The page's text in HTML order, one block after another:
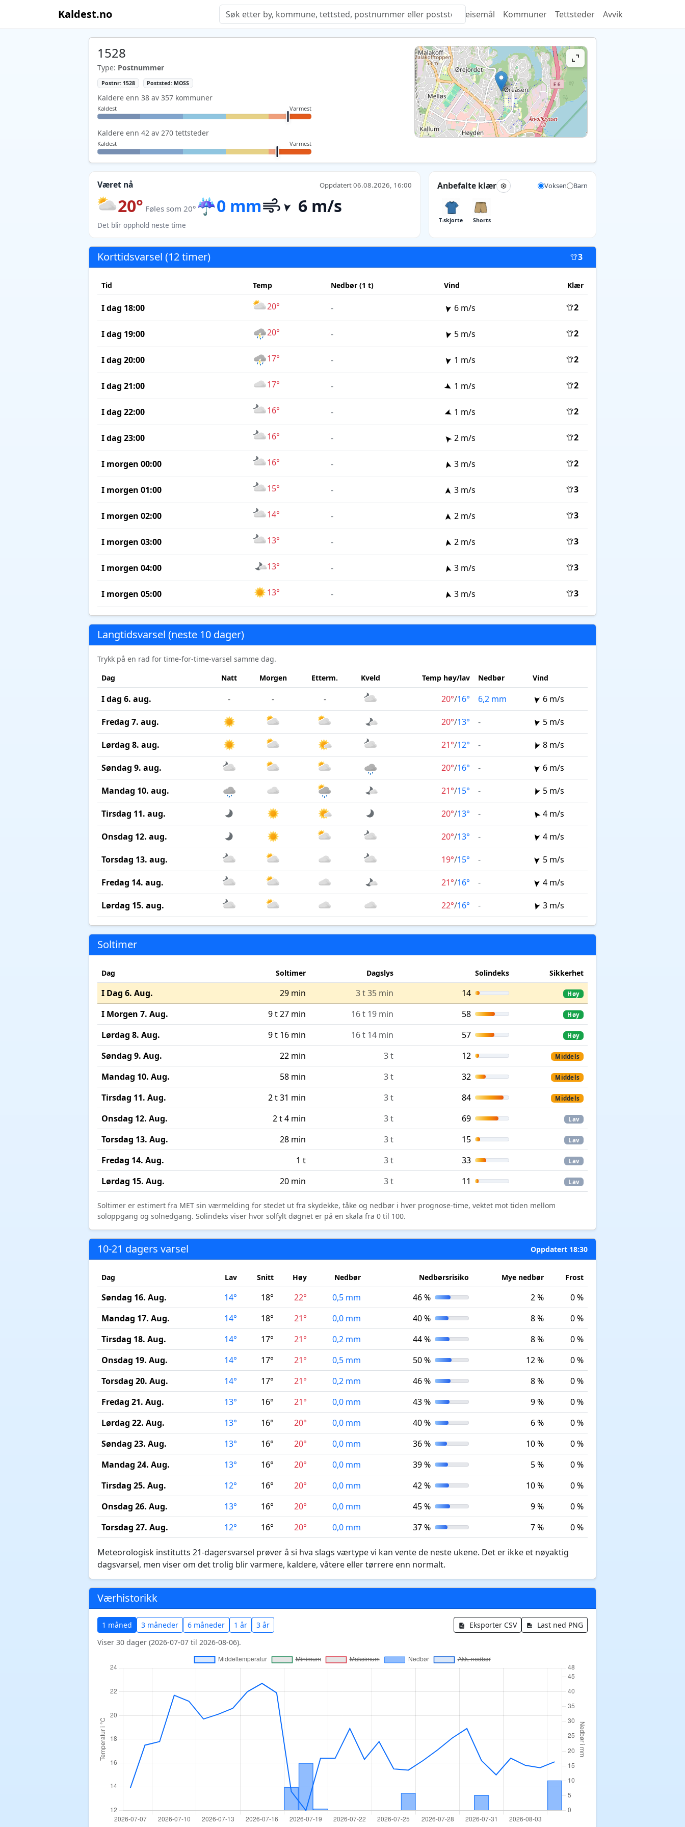
Kaldest.no Quiz Reisemål Kommuner Tettsteder Avvik
1528
Type: Postnummer
Postnr: 1528 Poststed: MOSS
Kaldere enn 38 av 357 kommuner
Kaldest Varmest
Kaldere enn 42 av 270 tettsteder
Kaldest Varmest
Været nå Oppdatert 06.08.2026, 16:00
20° Føles som 20° ☔0 mm 6 m/s
Det blir opphold neste time
Anbefalte klær Voksen Barn
T-skjorte Shorts
Korttidsvarsel (12 timer) 3
Tid Temp Nedbør (1 t) Vind Klær
I dag 18:00 20° - 6 m/s 2
I dag 19:00 20° - 5 m/s 2
I dag 20:00 17° - 1 m/s 2
I dag 21:00 17° - 1 m/s 2
I dag 22:00 16° - 1 m/s 2
I dag 23:00 16° - 2 m/s 2
I morgen 00:00 16° - 3 m/s 2
I morgen 01:00 15° - 3 m/s 3
I morgen 02:00 14° - 2 m/s 3
I morgen 03:00 13° - 2 m/s 3
I morgen 04:00 13° - 3 m/s 3
I morgen 05:00 13° - 3 m/s 3
Langtidsvarsel (neste 10 dager)
Trykk på en rad for time-for-time-varsel samme dag.
Dag
Natt Morgen Etterm. Kveld Temp høy/lav Nedbør Vind
I dag 6. aug. - - - 20°/16° 6,2 mm 6 m/s
Fredag 7. aug. 20°/13° - 5 m/s
Lørdag 8. aug. 21°/12° - 8 m/s
Søndag 9. aug. 20°/16° - 6 m/s
Mandag 10. aug. 21°/15° - 5 m/s
Tirsdag 11. aug. 20°/13° - 4 m/s
Onsdag 12. aug. 20°/13° - 4 m/s
Torsdag 13. aug. 19°/15° - 5 m/s
Fredag 14. aug. 21°/16° - 4 m/s
Lørdag 15. aug. 22°/16° - 3 m/s
Soltimer
Dag Soltimer Dagslys Solindeks Sikkerhet
I Dag 6. Aug. 29 min 3 t 35 min 14 Høy
I Morgen 7. Aug. 9 t 27 min 16 t 19 min 58 Høy
Lørdag 8. Aug. 9 t 16 min 16 t 14 min 57 Høy
Søndag 9. Aug. 22 min 3 t 12 Middels
Mandag 10. Aug. 58 min 3 t 32 Middels
Tirsdag 11. Aug. 2 t 31 min 3 t 84 Middels
Onsdag 12. Aug. 2 t 4 min 3 t 69 Lav
Torsdag 13. Aug. 28 min 3 t 15 Lav
Fredag 14. Aug. 1 t 3 t 33 Lav
Lørdag 15. Aug. 20 min 3 t 11 Lav
Soltimer er estimert fra MET sin værmelding for stedet ut fra skydekke, tåke og nedbør i hver prognose-time, vektet mot tiden mellom
soloppgang og solnedgang. Solindeks viser hvor solfylt døgnet er på en skala fra 0 til 100.
10-21 dagers varsel Oppdatert 18:30
Dag Lav Snitt Høy Nedbør Nedbørsrisiko Mye nedbør Frost
Søndag 16. Aug. 14° 18° 22° 0,5 mm 46 % 2 %
0 %
Mandag 17. Aug.
14° 18° 21° 0,0 mm 40 % 8 %
0 %
Tirsdag 18. Aug.
14° 17° 21° 0,2 mm 44 % 8 %
0 %
Onsdag 19. Aug.
14° 17° 21° 0,5 mm 50 % 12 %
0 %
Torsdag 20. Aug.
14° 17° 21° 0,2 mm 46 % 8 %
0 %
Fredag 21. Aug.
13° 16° 21° 0,0 mm 43 % 9 %
0 %
Lørdag 22. Aug.
13° 16° 20° 0,0 mm 40 % 6 %
0 %
Søndag 23. Aug.
13° 16° 20° 0,0 mm 36 % 10 %
0 %
Mandag 24. Aug.
13° 16° 20° 0,0 mm 39 % 5 %
0 %
Tirsdag 25. Aug.
12° 16° 20° 0,0 mm 42 % 10 %
0 %
Onsdag 26. Aug.
13° 16° 20° 0,0 mm 45 % 9 %
0 %
Torsdag 27. Aug.
12° 16° 20° 0,0 mm 37 % 7 % 0 %
Meteorologisk institutts 21-dagersvarsel prøver å si hva slags værtype vi kan vente de neste ukene. Det er ikke et nøyaktig
dagsvarsel, men viser om det trolig blir varmere, kaldere, våtere eller tørrere enn normalt.
Værhistorikk
1 måned 3 måneder 6 måneder 1 år 3 år Eksporter CSV
Last ned PNG
Viser 30 dager (2026-07-07 til 2026-08-06).